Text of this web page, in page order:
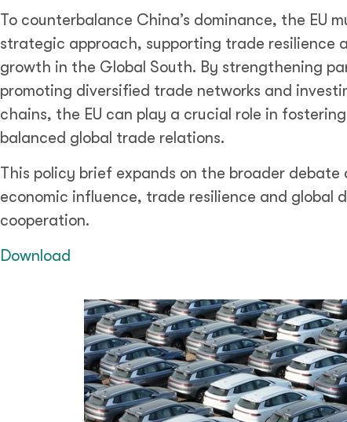
To counterbalance China’s dominance, the EU
strategic approach, supporting trade resilience
growth in the Global South. By strengthening
promoting diversified trade networks and
chains, the EU can play a crucial role in
balanced global trade relations.
This policy brief expands on the broader debate
economic influence, trade resilience and global
cooperation.
Download